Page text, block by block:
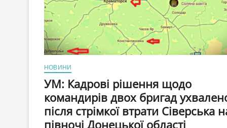
НОВИНИ
УМ: Кадрові рішення щодо
командирів двох бригад
після стрімкої втрати Сіверська
півночі Донецької області